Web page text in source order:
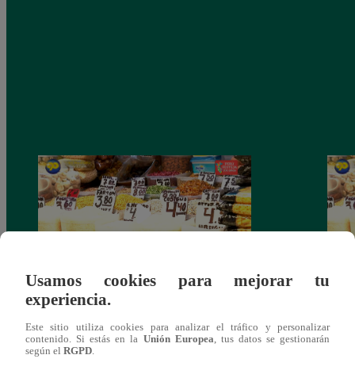
Mujeres al Mando – Viernes 25 de febrero
del 2022 – Programa completo
del
Usamos cookies para mejorar tu
experiencia.
Este sitio utiliza cookies para analizar el tráfico y personalizar
contenido. Si estás en la Unión Europea , tus datos se gestionarán
según el RGPD